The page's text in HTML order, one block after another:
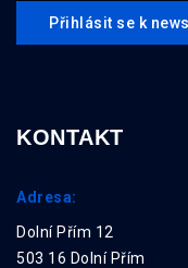
Přihlásit se k
KONTAKT
Adresa:
Dolní Přím 12
503 16 Dolní Přím